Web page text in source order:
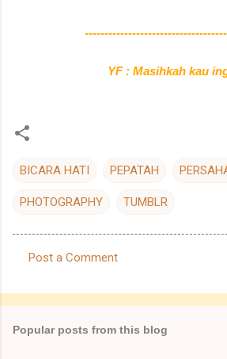
YF : Masihkah kau
BICARA HATI PEPATAH
PHOTOGRAPHY TUMBLR
o
m
Post a Comment
Popular posts from this blog